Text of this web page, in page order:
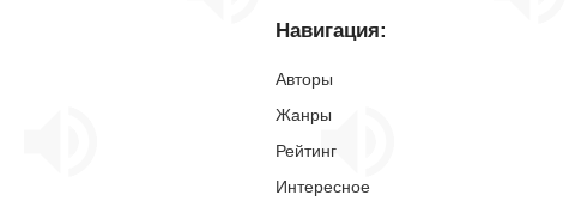
Навигация:
Авторы
Жанры
Рейтинг
Интересное